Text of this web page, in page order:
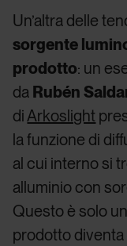
Un’altra delle
sorgente
prodotto: un
da Rubén
diArkoslight
la funzione di
al cui interno si
alluminio con
Questo è solo
prodotto